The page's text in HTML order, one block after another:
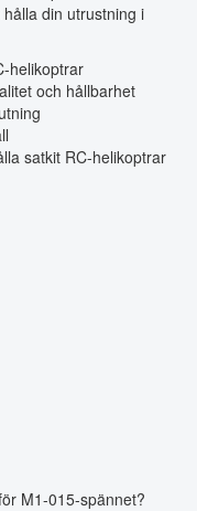
din utrustning i
helikoptrar
och hållbarhet
satkit RC-helikoptrar
M1-015-spännet?